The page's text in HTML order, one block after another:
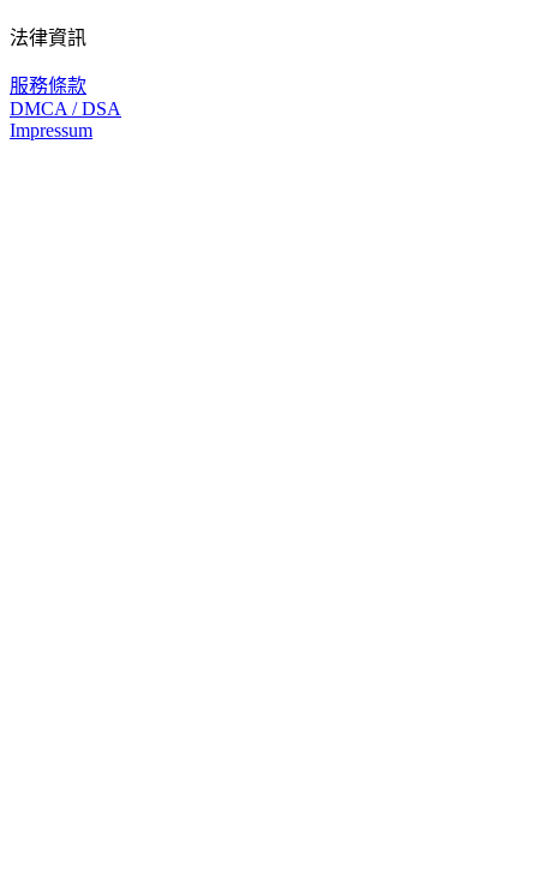
法律資訊
服務條款
DMCA / DSA
Impressum